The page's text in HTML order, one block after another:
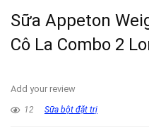
Sữa Appeton
Cô La Combo 2
Add your review
12 Sữa bột đặt trị